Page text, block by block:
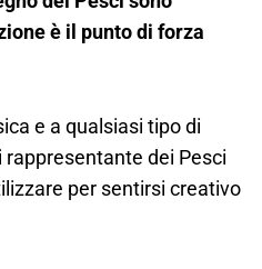
è il punto di forza
e a qualsiasi tipo di
dei Pesci
per sentirsi creativo